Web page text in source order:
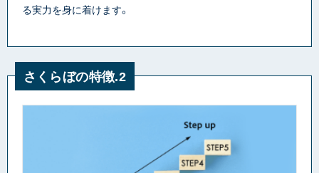
る実力を身に着けます。
さくらぼの特徴.2